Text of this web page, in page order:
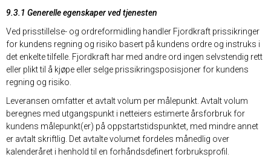
9.3.1 Generelle egenskaper ved tjenesten
Ved prisstillelse- og ordreformidling handler Fjordkraft prissikringer
for kundens regning og risiko basert på kundens ordre og instruks i
det enkelte tilfelle. Fjordkraft har med andre ord ingen selvstendig rett
eller plikt til å kjøpe eller selge prissikringsposisjoner for kundens
regning og risiko.
Leveransen omfatter et avtalt volum per målepunkt. Avtalt volum
beregnes med utgangspunkt i netteiers estimerte årsforbruk for
kundens målepunkt(er) på oppstartstidspunktet, med mindre annet
er avtalt skriftlig. Det avtalte volumet fordeles månedlig over
kalenderåret i henhold til en forhåndsdefinert forbruksprofil.